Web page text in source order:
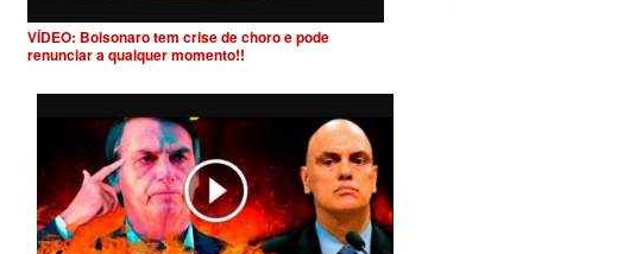
VÍDEO: Bolsonaro tem crise de choro e pode
renunciar a qualquer momento!!